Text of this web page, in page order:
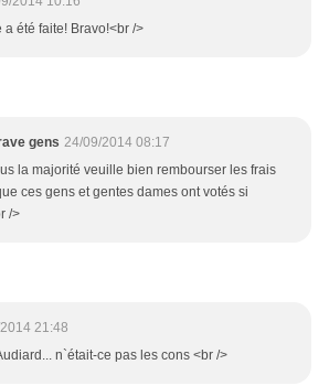
a été faite! Bravo!<br />
gens 24/09/2014 08:17
la majorité veuille bien rembourser les frais
ces gens et gentes dames ont votés si
/>
21:48
n`était-ce pas les cons <br />